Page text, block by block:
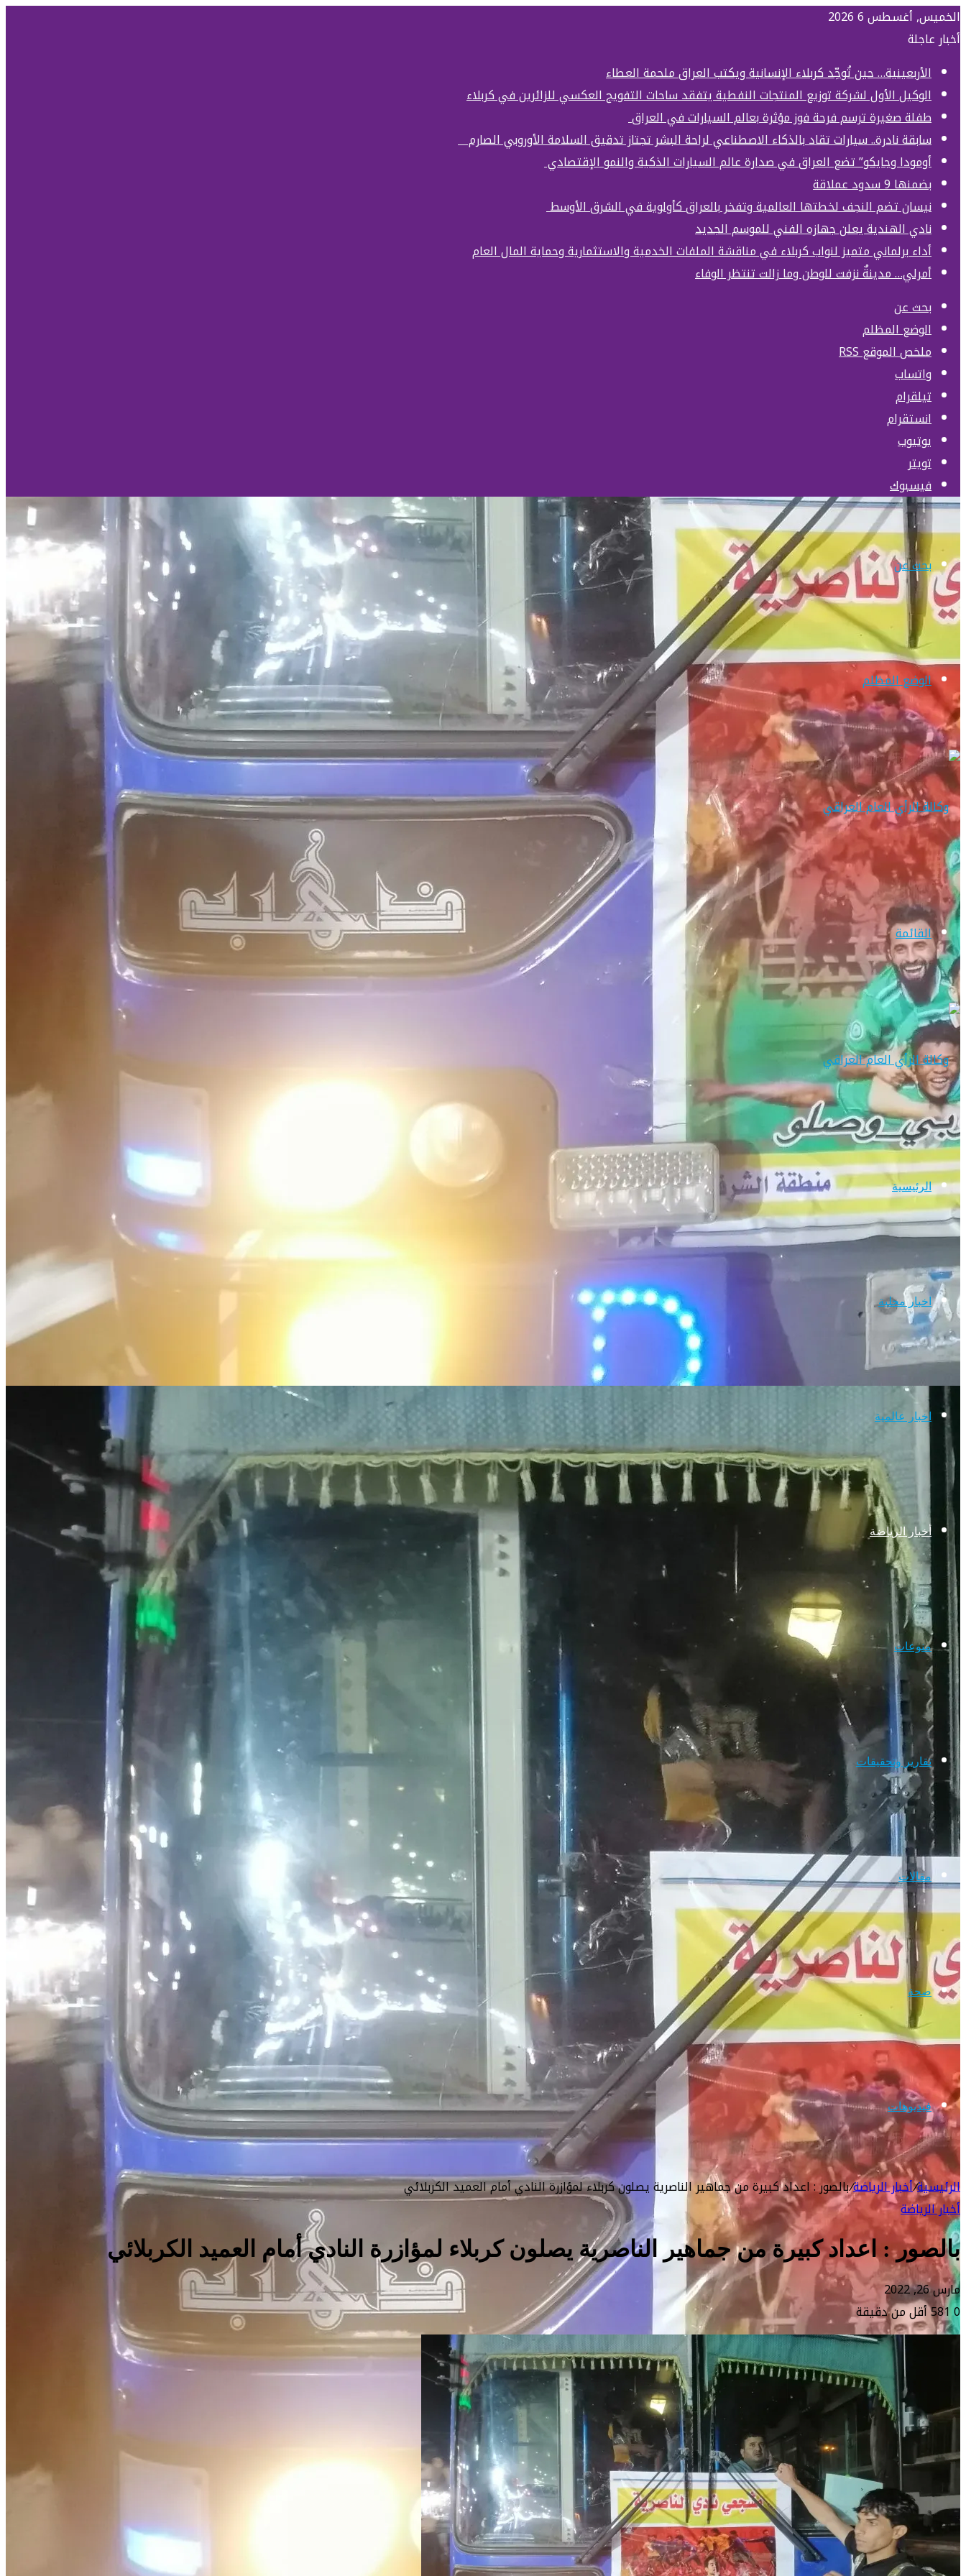
الخميس, أغسطس 6 2026
أخبار عاجلة
الأربعينية… حين تُوحِّد كربلاء الإنسانية ويكتب العراق ملحمة العطاء
الوكيل الأول لشركة توزيع المنتجات النفطية يتفقد ساحات التفويج العكسي للزائرين في كربلاء
طفلة صغيرة ترسم فرحة فوز مؤثرة بعالم السيارات في العراق
سابقة نادرة.. سيارات تقاد بالذكاء الاصطناعي لراحة البشر تجتاز تدقيق السلامة الأوروبي الصارم
أومودا وجايكو” تضع العراق في صدارة عالم السيارات الذكية والنمو الإقتصادي
بضمنها 9 سدود عملاقة
نيسان تضم النجف لخطتها العالمية وتفخر بالعراق كأولوية في الشرق الأوسط
نادي الهندية يعلن جهازه الفني للموسم الجديد
أداء برلماني متميز لنواب كربلاء في مناقشة الملفات الخدمية والاستثمارية وحماية المال العام
أمرلي… مدينةٌ نزفت للوطن وما زالت تنتظر الوفاء
بحث عن
الوضع المظلم
ملخص الموقع RSS
واتساب
تيلقرام
انستقرام
يوتيوب
تويتر
فيسبوك
بحث عن
الوضع المظلم
القائمة
الرئيسية
اخبار محلية
اخبار عالمية
أخبار الرياضة
منوعات
تقارير وتحقيقات
مقالات
صحة
فيديوهات
الرئيسية/أخبار الرياضة/بالصور : اعداد كبيرة من جماهير الناصرية يصلون كربلاء لمؤازرة النادي أمام العميد الكربلائي
أخبار الرياضة
بالصور : اعداد كبيرة من جماهير الناصرية يصلون كربلاء لمؤازرة النادي أمام العميد الكربلائي
مارس 26, 2022
0
581 أقل من دقيقة